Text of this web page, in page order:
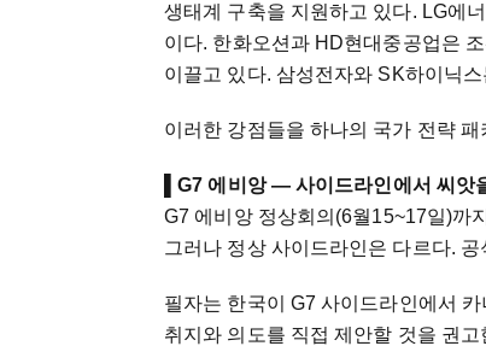
생태계 구축을 지원하고 있다. LG에
이다. 한화오션과 HD현대중공업은 조
이끌고 있다. 삼성전자와 SK하이닉
이러한 강점들을 하나의 국가 전략
▌G7 에비앙 — 사이드라인에서 씨앗
G7 에비앙 정상회의(6월15~17일)까
그러나 정상 사이드라인은 다르다.
필자는 한국이 G7 사이드라인에서
취지와 의도를 직접 제안할 것을 권